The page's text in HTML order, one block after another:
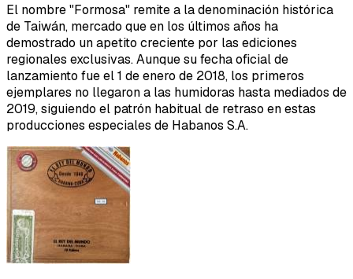
El nombre "Formosa" remite a la denominación histórica
de Taiwán, mercado que en los últimos años ha
demostrado un apetito creciente por las ediciones
regionales exclusivas. Aunque su fecha oficial de
lanzamiento fue el 1 de enero de 2018, los primeros
ejemplares no llegaron a las humidoras hasta mediados de
2019, siguiendo el patrón habitual de retraso en estas
producciones especiales de Habanos S.A.